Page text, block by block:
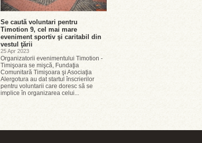
Se caută voluntari pentru
Timotion 9, cel mai mare
eveniment sportiv şi caritabil din
vestul ţării
25 Apr 2023
Organizatorii evenimentului Timotion -
Timişoara se mişcă, Fundaţia
Comunitară Timişoara şi Asociaţia
Alergotura au dat startul înscrierilor
pentru voluntarii care doresc să se
implice în organizarea celui...